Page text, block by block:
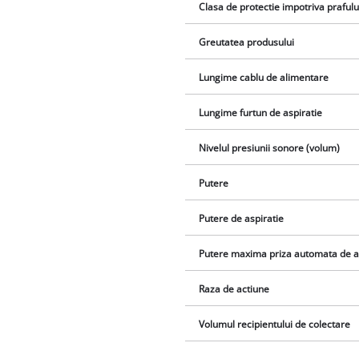
Clasa de protectie impotriva
Greutatea produsului
Lungime cablu de alimentare
Lungime furtun de aspiratie
Nivelul presiunii sonore (volum)
Putere
Putere de aspiratie
Putere maxima priza automata de
Raza de actiune
Volumul recipientului de colectare